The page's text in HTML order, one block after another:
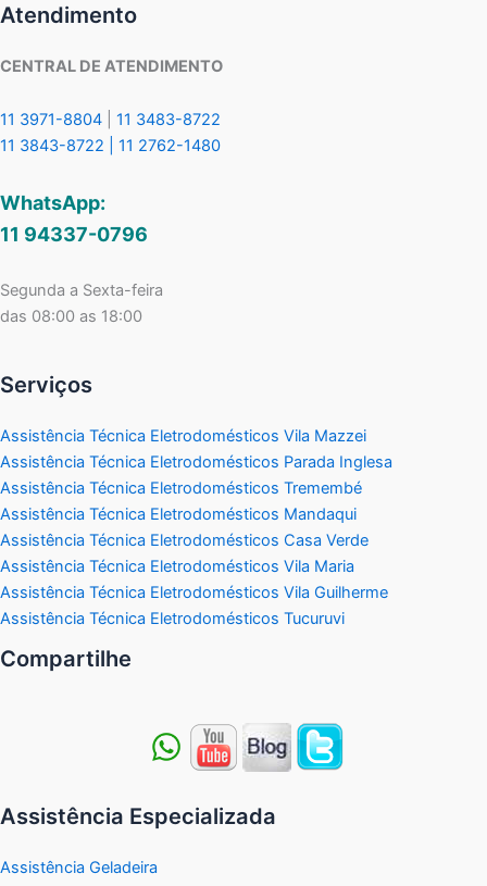
Atendimento
CENTRAL DE ATENDIMENTO
11 3971-8804
11 3483-8722
11 3843-8722 | 11 2762-1480
WhatsApp:
11 94337-0796
Segunda a Sexta-feira
das 08:00 as 18:00
Serviços
Assistência Técnica Eletrodomésticos Vila Mazzei
Assistência Técnica Eletrodomésticos Parada Inglesa
Assistência Técnica Eletrodomésticos Tremembé
Assistência Técnica Eletrodomésticos Mandaqui
Assistência Técnica Eletrodomésticos Casa Verde
Assistência Técnica Eletrodomésticos Vila Maria
Assistência Técnica Eletrodomésticos Vila Guilherme
Assistência Técnica Eletrodomésticos Tucuruvi
Compartilhe
Assistência Especializada
Assistência Geladeira